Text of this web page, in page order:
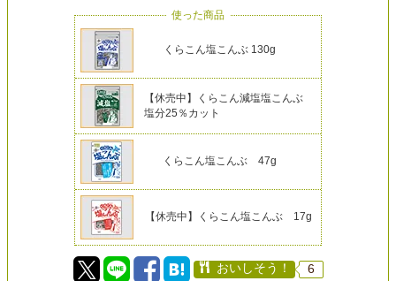
使った商品
くらこん塩こんぶ 130g
【休売中】くらこん減塩塩こんぶ
塩分25％カット
くらこん塩こんぶ 47g
【休売中】くらこん塩こんぶ 17g
おいしそう！ 6